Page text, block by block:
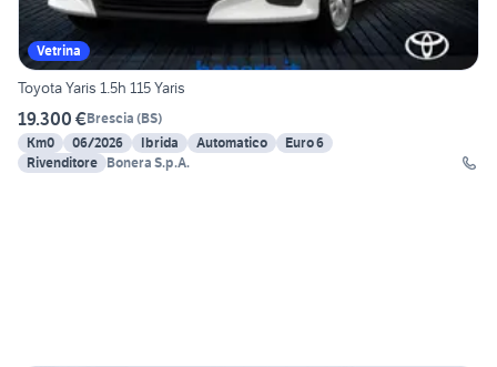
Vetrina
Toyota Yaris 1.5h 115 Yaris
19.300 €Brescia (BS)
Km0
06/2026 Ibrida Automatico
Euro 6
Rivenditore Bonera S.p.A.